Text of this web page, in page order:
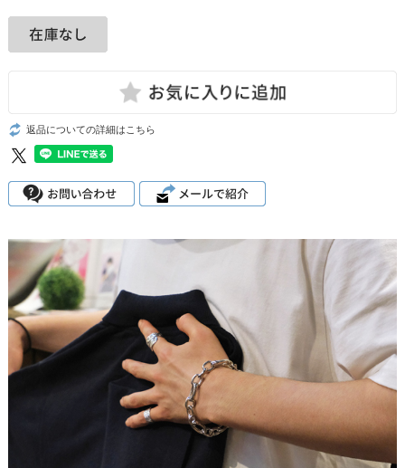
返品についての詳細はこちら